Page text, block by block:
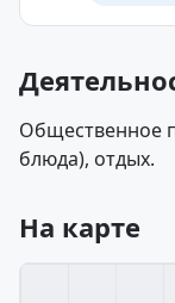
Общественное
блюда), отдых.
На карте